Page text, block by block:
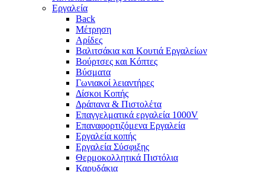
Εργαλεία
Back
Μέτρηση
Αρίδες
Βαλιτσάκια και Κουτιά Εργαλείων
Βούρτσες και Κόπτες
Βύσματα
Γωνιακοί λειαντήρες
Δίσκοι Κοπής
Δράπανα & Πιστολέτα
Επαγγελματικά εργαλεία 1000V
Επαναφορτιζόμενα Εργαλεία
Εργαλεία κοπής
Εργαλεία Σύσφιξης
Θερμοκολλητικά Πιστόλια
Καρυδάκια